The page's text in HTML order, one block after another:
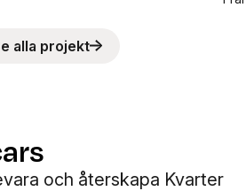
alla projekt
och återskapa Kvarter